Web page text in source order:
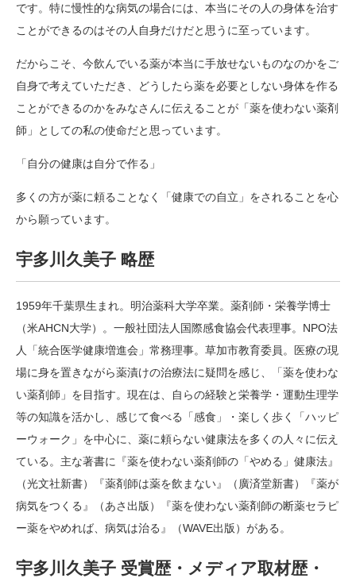
です。特に慢性的な病気の場合には、本当にその人の身体を治す
ことができるのはその人自身だけだと思うに至っています。
だからこそ、今飲んでいる薬が本当に手放せないものなのかをご
自身で考えていただき、どうしたら薬を必要としない身体を作る
ことができるのかをみなさんに伝えることが「薬を使わない薬剤
師」としての私の使命だと思っています。
「自分の健康は自分で作る」
多くの方が薬に頼ることなく「健康での自立」をされることを心
から願っています。
宇多川久美子 略歴
1959年千葉県生まれ。明治薬科大学卒業。薬剤師・栄養学博士
（米AHCN大学）。一般社団法人国際感食協会代表理事。NPO法
人「統合医学健康増進会」常務理事。草加市教育委員。医療の現
場に身を置きながら薬漬けの治療法に疑問を感じ、「薬を使わな
い薬剤師」を目指す。現在は、自らの経験と栄養学・運動生理学
等の知識を活かし、感じて食べる「感食」・楽しく歩く「ハッピ
ーウォーク」を中心に、薬に頼らない健康法を多くの人々に伝え
ている。主な著書に『薬を使わない薬剤師の「やめる」健康法』
（光文社新書）『薬剤師は薬を飲まない』（廣済堂新書）『薬が
病気をつくる』（あさ出版）『薬を使わない薬剤師の断薬セラピ
ー薬をやめれば、病気は治る』（WAVE出版）がある。
宇多川久美子 受賞歴・メディア取材歴・